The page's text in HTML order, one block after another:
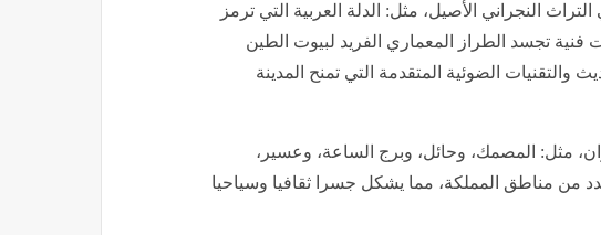
النجراني الأصيل، مثل: الدلة العربية التي ترمز
فنية تجسد الطراز المعماري الفريد لبيوت الطين
والتقنيات الضوئية المتقدمة التي تمنح المدينة
مثل: المصمك، وحائل، وبرج الساعة، وعسير،
من مناطق المملكة، مما يشكل جسرا ثقافيا وسياحيا